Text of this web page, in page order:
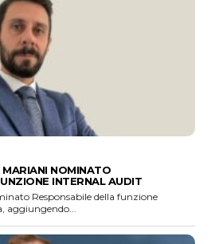
NOMINATO
INTERNAL AUDIT
Responsabile della funzione
aggiungendo...